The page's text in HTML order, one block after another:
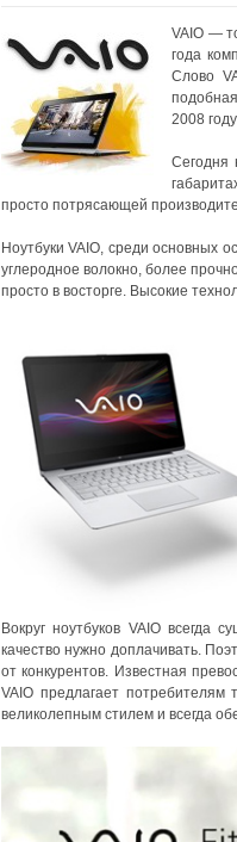
VAIO —
года
Слово
2008
Сегодня
просто потрясающей
Ноутбуки VAIO, среди основных
углеродное волокно, более
просто в восторге. Высокие
Вокруг ноутбуков VAIO всегда
качество нужно доплачивать.
от конкурентов. Известная
VAIO предлагает
великолепным стилем и всегда